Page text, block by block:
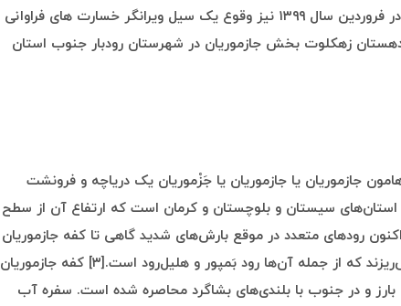
دی‌ماه ۱۳۹۸ آب‌گیری شد. در فروردین سال ۱۳۹۹ نیز وقوع یک سیل ویرانگر خسارت های فراوانی
دهستان زهکلوت بخش جازموریان در شهرستان رودبار جنوب استان
جازموریان یا جازموریان یا جَزْموریان یک دریاچه و فرونشت
سیستان و بلوچستان و کرمان است که ارتفاع آن از سطح
هم‌اکنون رودهای متعدد در موقع بارش‌های شدید گاهی تا کفه جازموریان
ادامه پیدا کرده و به آن می‌ریزند که از جمله آن‌ها رود بَمپور و هلیل‌رود است.[۳] کفه جازموریان
بارز و در جنوب با بلندی‌های بشاگرد محاصره شده است. سفره آب